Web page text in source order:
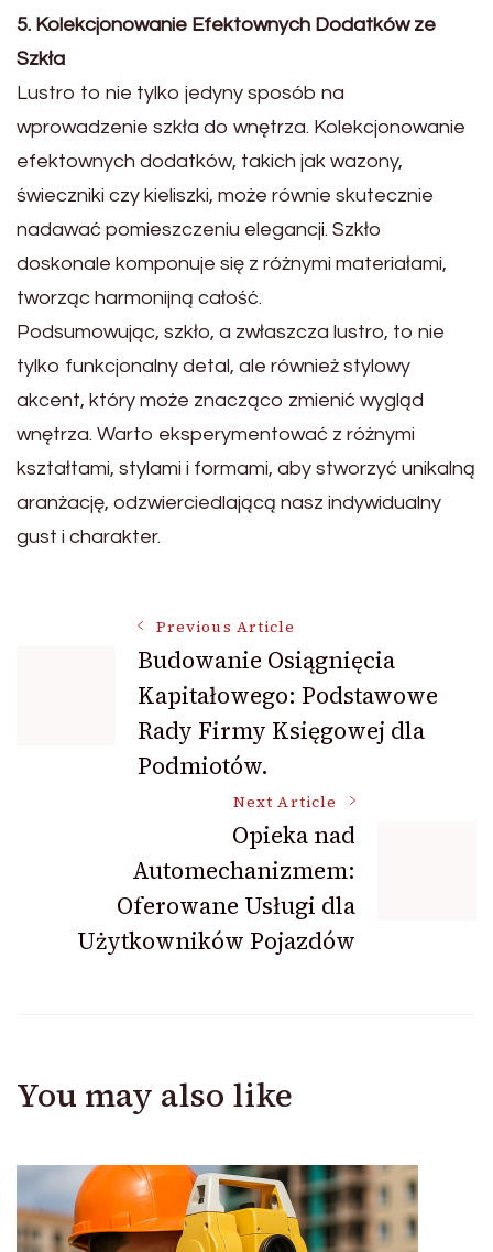
5. Kolekcjonowanie Efektownych Dodatków ze
Szkła
Lustro to nie tylko jedyny sposób na
wprowadzenie szkła do wnętrza. Kolekcjonowanie
efektownych dodatków, takich jak wazony,
świeczniki czy kieliszki, może równie skutecznie
nadawać pomieszczeniu elegancji. Szkło
doskonale komponuje się z różnymi materiałami,
tworząc harmonijną całość.
Podsumowując, szkło, a zwłaszcza lustro, to nie
tylko funkcjonalny detal, ale również stylowy
akcent, który może znacząco zmienić wygląd
wnętrza. Warto eksperymentować z różnymi
kształtami, stylami i formami, aby stworzyć unikalną
aranżację, odzwierciedlającą nasz indywidualny
gust i charakter.
Navigation
Previous Article
Budowanie Osiągnięcia
Kapitałowego: Podstawowe
Rady Firmy Księgowej dla
Podmiotów.
Next Article
Opieka nad
Automechanizmem:
Oferowane Usługi dla
Użytkowników Pojazdów
You may also like